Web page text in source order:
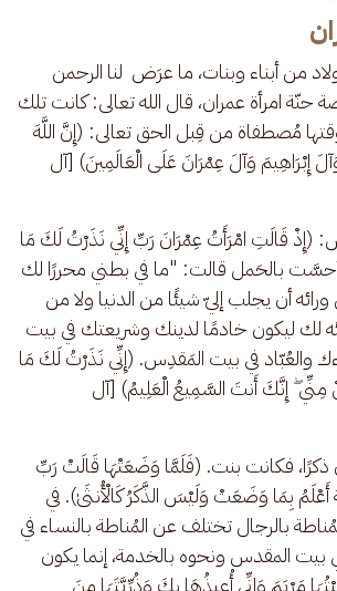
من أبناء وبنات، ما عرَض  لنا الرحمن
حنّة امرأة عمران، قال الله تعالى: كانت تلك
مُصطفاة من قِبل الحق تعالى: (إِنَّ اللَّهَ
إِبْرَاهِيمَ وَآلَ عِمْرَانَ عَلَى الْعَالَمِينَ) [آل
(إِذْ قَالَتِ امْرَأَتُ عِمْرَانَ رَبِّ إِنِّي نَذَرْتُ لَكَ مَا
أحسَّت بالحَمل قالت: "ما في بطني محررًا لك
أن يجلب إليّ شيئًا من الدنيا ولا من
لك ليكون خادمًا لدينك وشريعتك في بيت
والعُبّاد في بيت المَقدِس. (إِنِّي نَذَرْتُ لَكَ مَا
مِنِّي ۖ إِنَّكَ أَنتَ السَّمِيعُ الْعَلِيمُ) [آل
فكانت بنت. (فَلَمَّا وَضَعَتْهَا قَالَتْ رَبِّ
أَعْلَمُ بِمَا وَضَعَتْ وَلَيْسَ الذَّكَرُ كَالْأُنثَىٰ). في
بالرجال تختلف عن المُناطة بالنساء في
بيت المقدس ونحوه بالخدمة، إنما يكون
مَرْيَمَ وَإِنِّي أُعِيذُهَا بِكَ وَذُرِّيَّتَهَا مِنَ